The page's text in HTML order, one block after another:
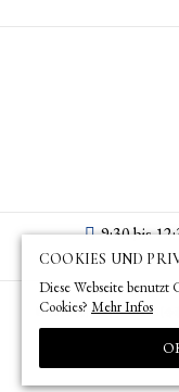
9:30 bis
+813
© 1873 (明治6年) – 2026 (
Impressum
COOKIES UND
Diese Webseite benutzt
Cookies? Mehr Infos